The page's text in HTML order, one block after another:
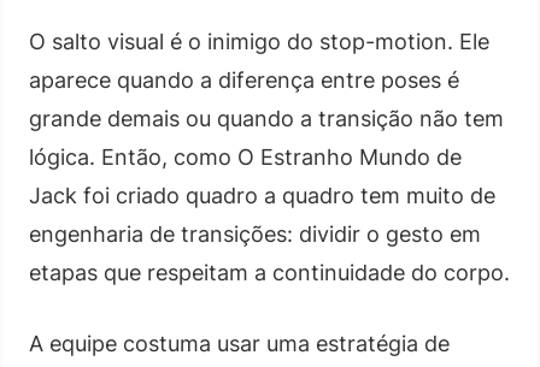
O salto visual é o inimigo do stop-motion. Ele
aparece quando a diferença entre poses é
grande demais ou quando a transição não tem
lógica. Então, como O Estranho Mundo de
Jack foi criado quadro a quadro tem muito de
engenharia de transições: dividir o gesto em
etapas que respeitam a continuidade do corpo.
A equipe costuma usar uma estratégia de